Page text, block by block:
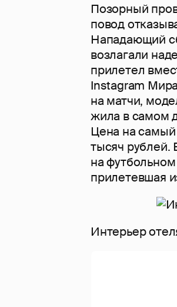
Позорный
повод
Нападающий
возлагали
прилетел
Instagram
на матчи,
жила в самом
Цена на
тысяч рублей.
на
прилетевшая
Интерьер